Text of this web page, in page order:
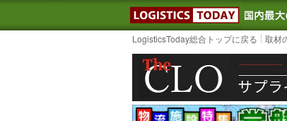
LogisticsToday総合トップに戻る 取材